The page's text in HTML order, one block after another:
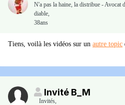
N'a pas la haine, la distribue - Avocat
diable,
38ans
Tiens, voilà les vidéos sur un autre topic
Invité B_M
Invités